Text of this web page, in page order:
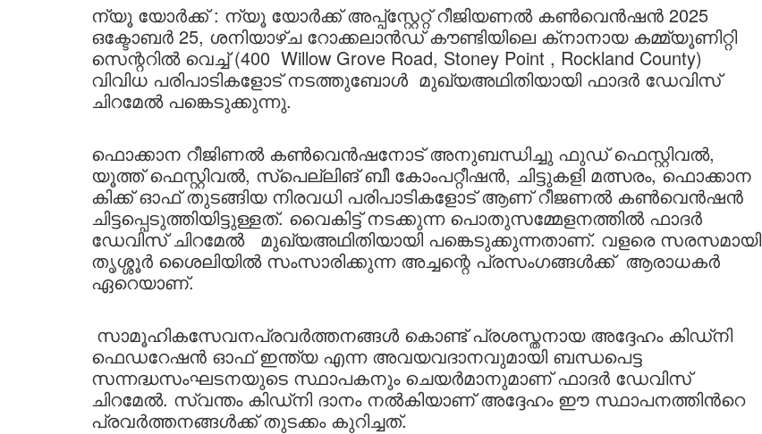
ന്യൂ യോർക്ക് : ന്യൂ യോർക്ക് അപ്പ്സ്റ്റേറ്റ് റീജിയണൽ കൺവെൻഷൻ 2025
ഒക്ടോബർ 25, ശനിയാഴ്ച റോക്കലാൻഡ് കൗണ്ടിയിലെ ക്‌നാനായ കമ്മ്യൂണിറ്റി
സെന്ററിൽ വെച്ച് (400 Willow Grove Road, Stoney Point , Rockland County)
വിവിധ പരിപാടികളോട് നടത്തുബോൾ മുഖ്യഅഥിതിയായി ഫാദർ ഡേവിസ്
ചിറമേൽ പങ്കെടുക്കുന്നു.
ഫൊക്കാന റീജിണൽ കൺവെൻഷനോട് അനുബന്ധിച്ചു ഫുഡ് ഫെസ്റ്റിവൽ,
യൂത്ത് ഫെസ്റ്റിവൽ, സ്പെല്ലിങ് ബീ കോംപറ്റീഷൻ, ചിട്ടുകളി മത്സരം, ഫൊക്കാന
കിക്ക്‌ ഓഫ് തുടങ്ങിയ നിരവധി പരിപാടികളോട് ആണ് റീജണൽ കൺവെൻഷൻ
ചിട്ടപ്പെടുത്തിയിട്ടുള്ളത്. വൈകിട്ട് നടക്കുന്ന പൊതുസമ്മേളനത്തിൽ ഫാദർ
ഡേവിസ് ചിറമേൽ മുഖ്യഅഥിതിയായി പങ്കെടുക്കുന്നതാണ്. വളരെ സരസമായി
തൃശ്ശൂർ ശൈലിയിൽ സംസാരിക്കുന്ന അച്ചന്റെ പ്രസംഗങ്ങൾക്ക് ആരാധകര്‍
ഏറെയാണ്‌.
സാമൂഹികസേവനപ്രവര്‍ത്തനങ്ങള്‍ കൊണ്ട് പ്രശസ്തനായ അദ്ദേഹം കിഡ്നി
ഫെഡറേഷൻ ഓഫ് ഇന്ത്യ എന്ന അവയവദാനവുമായി ബന്ധപെട്ട
സന്നദ്ധസംഘടനയുടെ സ്ഥാപകനും ചെയർമാനുമാണ് ഫാദർ ഡേവിസ്
ചിറമേൽ. സ്വന്തം കിഡ്നി ദാനം നല്‍കിയാണ്‌ അദ്ദേഹം ഈ സ്ഥാപനത്തിന്‍റെ
പ്രവര്‍ത്തനങ്ങള്‍ക്ക് തുടക്കം കുറിച്ചത്.